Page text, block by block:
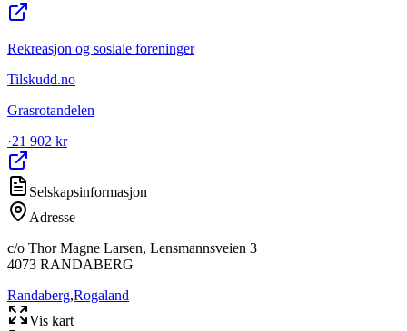
Rekreasjon og sosiale foreninger
Tilskudd.no
Grasrotandelen
·21 902 kr
Selskapsinformasjon
Adresse
c/o Thor Magne Larsen, Lensmannsveien 3
4073 RANDABERG
Randaberg,Rogaland
Vis kart